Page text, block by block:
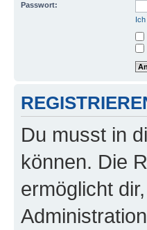
Passwort:
Du musst in
können. Die
ermöglicht